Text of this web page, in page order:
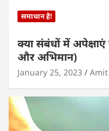
समाधान है!
क्या संबंधों में अपेक्षाएं
और अभिमान)
January 25, 2023